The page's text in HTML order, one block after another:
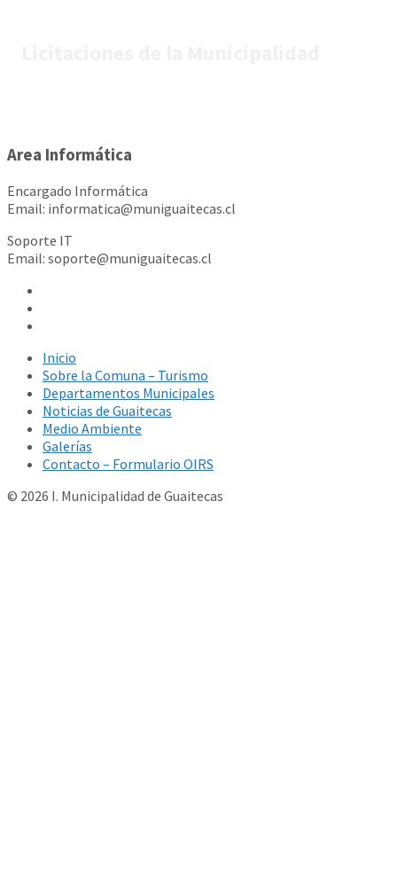
Area Informática
Encargado Informática
Email: informatica@muniguaitecas.cl
Soporte IT
Email: soporte@muniguaitecas.cl
Inicio
Sobre la Comuna – Turismo
Departamentos Municipales
Noticias de Guaitecas
Medio Ambiente
Galerías
Contacto – Formulario OIRS
© 2026 I. Municipalidad de Guaitecas